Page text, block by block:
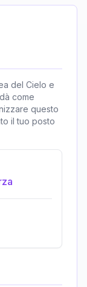
del Cielo e
come
questo
il tuo posto